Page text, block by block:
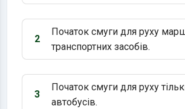
Варіант 2:
2
Початок смуги для руху
транспортних засобів.
Варіант 3:
3
Початок смуги для руху
автобусів.